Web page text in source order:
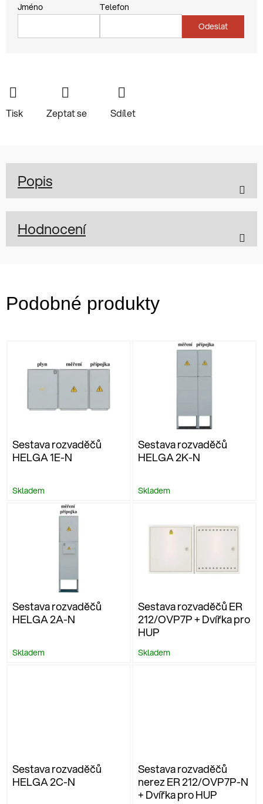
Jméno
Telefon
Odeslat
Tisk Zeptat se Sdílet
Popis
Hodnocení
Podobné produkty
Sestava rozvaděčů
HELGA 1E-N
Skladem
Sestava rozvaděčů
HELGA 2K-N
Skladem
Sestava rozvaděčů
HELGA 2A-N
Skladem
Sestava rozvaděčů ER
212/OVP7P + Dvířka pro
HUP
Skladem
Sestava rozvaděčů
HELGA 2C-N
Sestava rozvaděčů
nerez ER 212/OVP7P-N
+ Dvířka pro HUP